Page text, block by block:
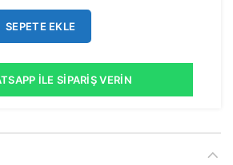
SEPETE EKLE
İLE SIPARIŞ VERIN